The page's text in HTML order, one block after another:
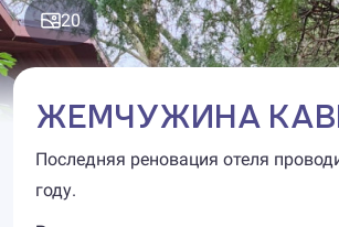
20
ЖЕМЧУЖИНА
Последняя реновация отеля
году.